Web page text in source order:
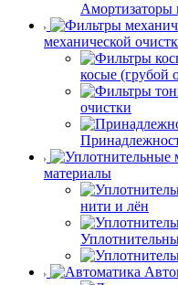
Амортизаторы
механической
косые (грубой
очистки
материалы
нити и лён